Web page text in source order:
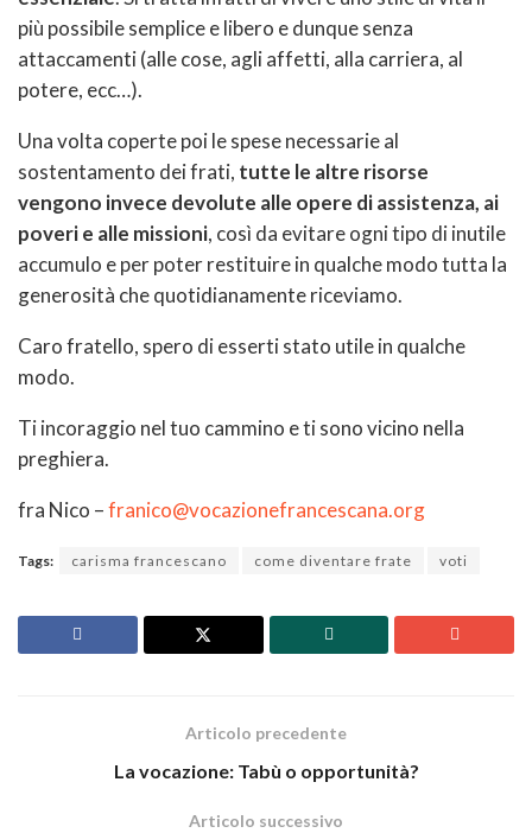
più possibile semplice e libero e dunque senza
attaccamenti (alle cose, agli affetti, alla carriera, al
potere, ecc…).
Una volta coperte poi le spese necessarie al
sostentamento dei frati, tutte le altre risorse
vengono invece devolute alle opere di assistenza, ai
poveri e alle missioni, così da evitare ogni tipo di inutile
accumulo e per poter restituire in qualche modo tutta la
generosità che quotidianamente riceviamo.
Caro fratello, spero di esserti stato utile in qualche
modo.
Ti incoraggio nel tuo cammino e ti sono vicino nella
preghiera.
fra Nico –franico@vocazionefrancescana.org
Tags: carisma francescano come diventare frate voti
Articolo precedente
La vocazione: Tabù o opportunità?
Articolo successivo